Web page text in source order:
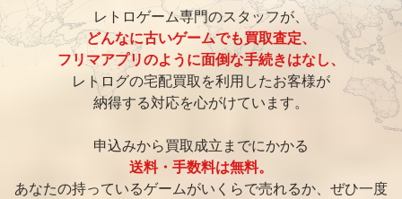
レトロゲーム専門のスタッフが、
どんなに古いゲームでも買取査定、
フリマアプリのように面倒な手続きはなし、
レトログの宅配買取を利用したお客様が
納得する対応を心がけています。
申込みから買取成立までにかかる
送料・手数料は無料。
あなたの持っているゲームがいくらで売れるか、ぜひ一度